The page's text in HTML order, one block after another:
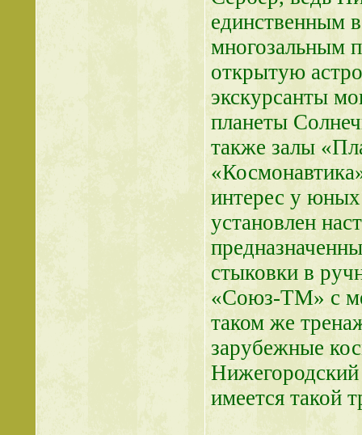
единственным
многозальным
открытую
экскурсанты
планеты
также залы
интерес у юных
установлен
стыковки в
«Союз-ТМ» с
таком же
зарубежные
Нижегородский
имеется такой